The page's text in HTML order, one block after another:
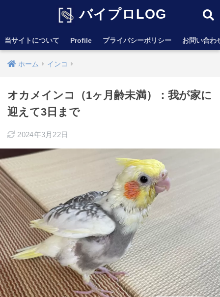
バイプロLOG
当サイトについて Profile プライバシーポリシー お問い合わ
ホーム インコ
オカメインコ（1ヶ月齢未満）：我が家に
迎えて3日まで
2024年3月22日